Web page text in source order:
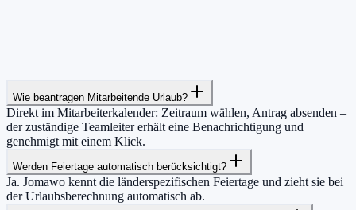
Wie beantragen Mitarbeitende Urlaub?
Direkt im Mitarbeiterkalender: Zeitraum wählen, Antrag absenden –
der zuständige Teamleiter erhält eine Benachrichtigung und
genehmigt mit einem Klick.
Werden Feiertage automatisch berücksichtigt?
Ja. Jomawo kennt die länderspezifischen Feiertage und zieht sie bei
der Urlaubsberechnung automatisch ab.